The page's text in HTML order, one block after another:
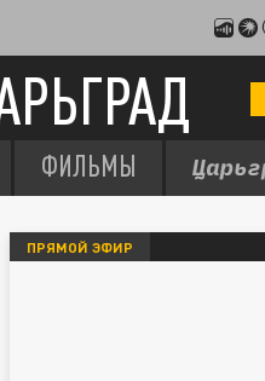
ФИЛЬМЫ
ПРЯМОЙ ЭФИР